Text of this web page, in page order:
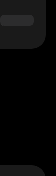
$180.00